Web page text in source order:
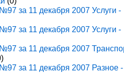
за 11 декабря 2007 Услуги -
за 11 декабря 2007 Услуги -
за 11 декабря 2007
за 11 декабря 2007 Разное -